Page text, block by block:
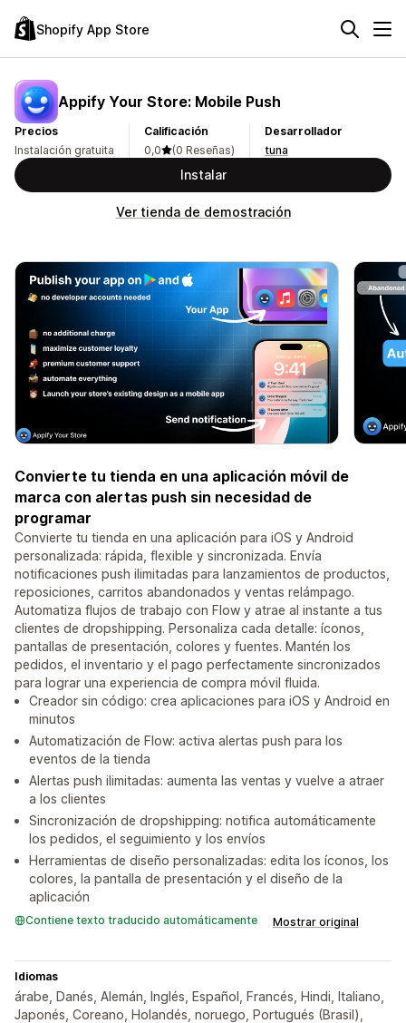
Shopify App Store
Appify Your Store: Mobile Push
Precios
Instalación gratuita
Calificación
0,0
(0 Reseñas)
Desarrollador
tuna
Instalar
Ver tienda de demostración
Convierte tu tienda en una aplicación móvil de
marca con alertas push sin necesidad de
programar
Convierte tu tienda en una aplicación para iOS y Android
personalizada: rápida, flexible y sincronizada. Envía
notificaciones push ilimitadas para lanzamientos de productos,
reposiciones, carritos abandonados y ventas relámpago.
Automatiza flujos de trabajo con Flow y atrae al instante a tus
clientes de dropshipping. Personaliza cada detalle: íconos,
pantallas de presentación, colores y fuentes. Mantén los
pedidos, el inventario y el pago perfectamente sincronizados
para lograr una experiencia de compra móvil fluida.
Creador sin código: crea aplicaciones para iOS y Android en
minutos
Automatización de Flow: activa alertas push para los
eventos de la tienda
Alertas push ilimitadas: aumenta las ventas y vuelve a atraer
a los clientes
Sincronización de dropshipping: notifica automáticamente
los pedidos, el seguimiento y los envíos
Herramientas de diseño personalizadas: edita los íconos, los
colores, la pantalla de presentación y el diseño de la
aplicación
Contiene texto traducido automáticamente Mostrar original
Idiomas
árabe, Danés, Alemán, Inglés, Español, Francés, Hindi, Italiano,
Japonés, Coreano, Holandés, noruego, Portugués (Brasil),